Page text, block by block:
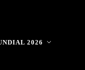
2026